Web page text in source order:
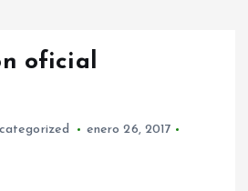
oficial
enero 26, 2017